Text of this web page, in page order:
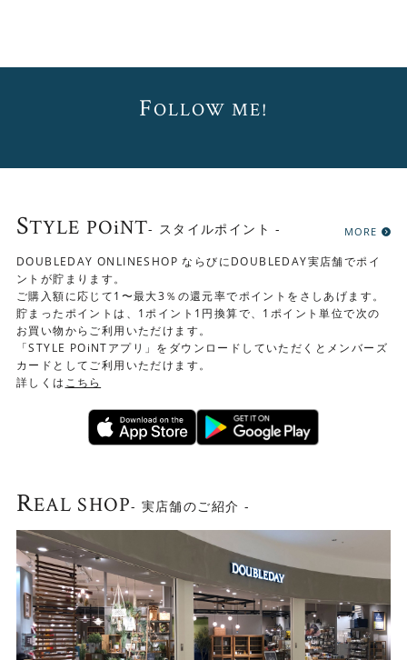
FOLLOW ME!
STYLE POiNT- スタイルポイント - MORE
DOUBLEDAY ONLINESHOP ならびにDOUBLEDAY実店舗でポイ
ントが貯まります。
ご購入額に応じて1〜最大3％の還元率でポイントをさしあげます。
貯まったポイントは、1ポイント1円換算で、1ポイント単位で次の
お買い物からご利用いただけます。
「STYLE POiNTアプリ」をダウンロードしていただくとメンバーズ
カードとしてご利用いただけます。
詳しくは こちら
REAL SHOP- 実店舗のご紹介 -